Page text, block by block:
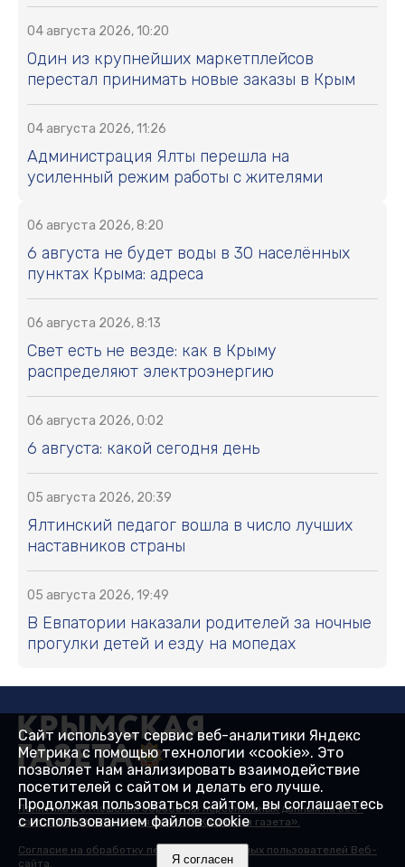
04 августа 2026, 10:20
Один из крупнейших маркетплейсов
перестал принимать новые заказы в Крым
04 августа 2026, 11:26
Администрация Ялты перешла на
усиленный режим работы с жителями
06 августа 2026, 8:20
6 августа не будет воды в 30 населённых
пунктах Крыма: адреса
06 августа 2026, 8:13
Свет есть не везде: как в Крыму
распределяют электроэнергию
06 августа 2026, 0:02
6 августа: какой сегодня день
05 августа 2026, 20:39
Ялтинский педагог вошла в число лучших
наставников страны
05 августа 2026, 19:49
В Евпатории наказали родителей за ночные
прогулки детей и езду на мопедах
Политика в отношении обработки персональных данных на веб-
сайтах ГБУ РК «Редакция газеты «Крымская газета».
Согласие на обработку персональных данных пользователей Веб-
сайта.
Сайт использует сервис веб-аналитики Яндекс
Метрика с помощью технологии «cookie». Это
позволяет нам анализировать взаимодействие
посетителей с сайтом и делать его лучше.
Продолжая пользоваться сайтом, вы соглашаетесь
с использованием файлов cookie
Я согласен